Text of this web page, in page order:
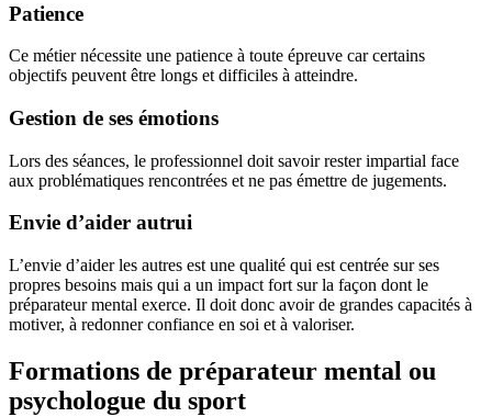
Patience
Ce métier nécessite une patience à toute épreuve car certains
objectifs peuvent être longs et difficiles à atteindre.
Gestion de ses émotions
Lors des séances, le professionnel doit savoir rester impartial face
aux problématiques rencontrées et ne pas émettre de jugements.
Envie d’aider autrui
L’envie d’aider les autres est une qualité qui est centrée sur ses
propres besoins mais qui a un impact fort sur la façon dont le
préparateur mental exerce. Il doit donc avoir de grandes capacités à
motiver, à redonner confiance en soi et à valoriser.
Formations de préparateur mental ou
psychologue du sport